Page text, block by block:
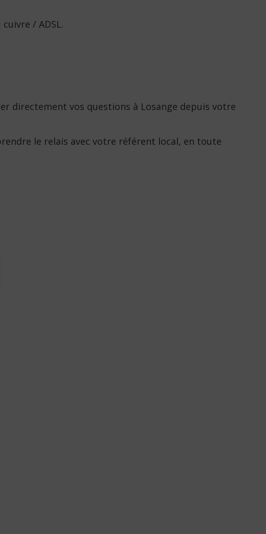
/ ADSL.
directement vos questions à Losange depuis votre
le relais avec votre référent local, en toute